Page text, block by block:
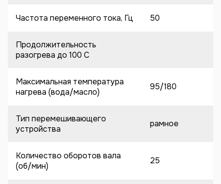
Частота переменного тока, Гц 50
Продолжительность
разогрева до 100 C
Максимальная температура
нагрева (вода/масло)
95/180
Тип перемешивающего
устройства
рамное
Количество оборотов вала
(об/мин)
25